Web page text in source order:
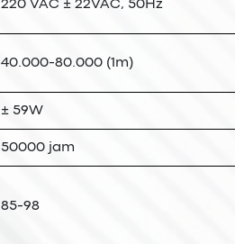
220 VAC ± 22VAC, 50Hz
40.000-80.000 (1m)
± 59W
50000 jam
85-98